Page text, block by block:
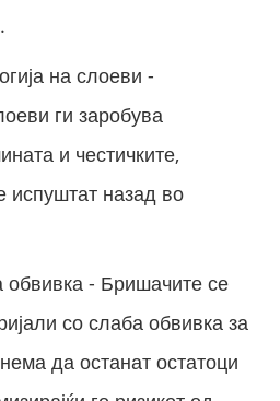
на слоеви -
ги заробува
и честичките,
испуштат назад во
обвивка - Бришачите се
со слаба обвивка за
да останат остатоци